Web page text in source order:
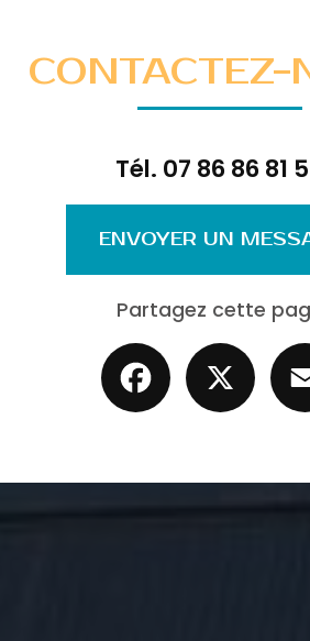
CONTACTEZ-
Tél. 07 86 86 81
ENVOYER UN
Partagez cette
Facebook